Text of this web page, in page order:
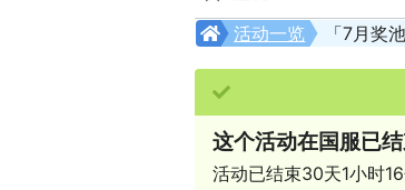
「7月奖
活动一览
这个活动在国服已
活动已结束30天1小时16